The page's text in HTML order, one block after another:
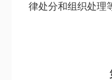
律处分和组织处理